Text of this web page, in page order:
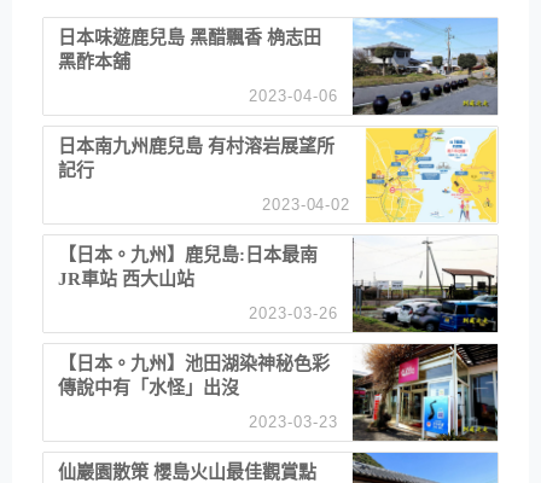
日本味遊鹿兒島 黑醋飄香 桷志田
黑酢本舖
2023-04-06
日本南九州鹿兒島 有村溶岩展望所
記行
2023-04-02
【日本。九州】鹿兒島:日本最南
JR車站 西大山站
2023-03-26
【日本。九州】池田湖染神秘色彩
傳說中有「水怪」出沒
2023-03-23
仙巖園散策 櫻島火山最佳觀賞點